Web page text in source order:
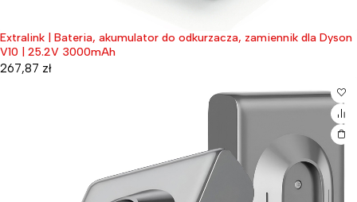
Extralink | Bateria, akumulator do odkurzacza, zamiennik dla Dyson
V10 | 25.2V 3000mAh
267,87 zł